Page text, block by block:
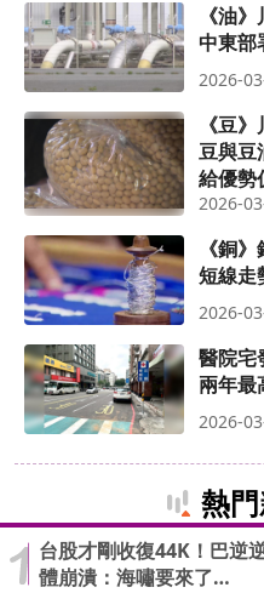
《油
2026-
《豆
豆與豆
給優勢
2026-
《銅
短線走
2026-
醫院宅
兩年最
2026-
熱
台股才剛收復44K！巴逆
體崩潰：海嘯要來了…